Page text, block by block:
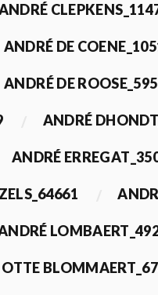
ANDRÉ DE
ANDRÉ DE
ANDRÉ
ANDRÉ